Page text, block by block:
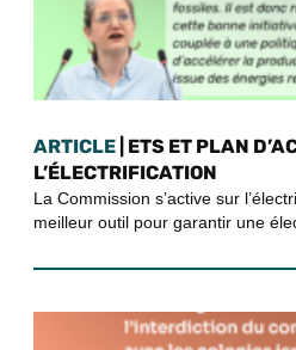
ARTICLE | ETS ET PLAN
L’ÉLECTRIFICATION
La Commission s’active sur
meilleur outil pour garantir une